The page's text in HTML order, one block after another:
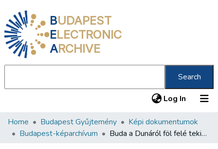
BUDAPEST
ELECTRONIC
ARCHIVE
Search
Log In (current)
Communities & Collections
Home Budapest Gyűjtemény
Képi dokumentumok
Budapest-képarchívum
Buda a Dunáról föl felé tekintve Ofen Donauautwärts /